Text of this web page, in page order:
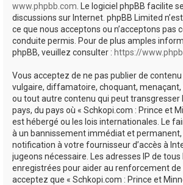
www.phpbb.com . Le logiciel phpBB facilite
discussions sur Internet. phpBB Limited
ce que nous acceptons ou n’acceptons pas
conduite permis. Pour de plus amples
phpBB, veuillez consulter : https://
Vous acceptez de ne pas publier de
vulgaire, diffamatoire, choquant, menaçant,
ou tout autre contenu qui peut transgresser
pays, du pays où « Schkopi.com : Prince et
est hébergé ou les lois internationales. Le
à un bannissement immédiat et permanent,
notification à votre fournisseur d’accès à
jugeons nécessaire. Les adresses IP de
enregistrées pour aider au renforcement de
acceptez que « Schkopi.com : Prince et